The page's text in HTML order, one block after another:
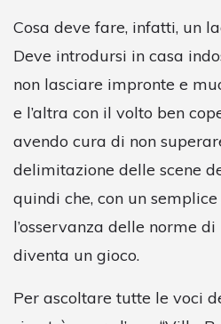
Cosa deve fare, infatti, un
Deve introdursi in casa
non lasciare impronte e
e l’altra con il volto ben
avendo cura di non
delimitazione delle scene
quindi che, con un
l’osservanza delle norme
diventa un gioco.
Per ascoltare tutte le voci